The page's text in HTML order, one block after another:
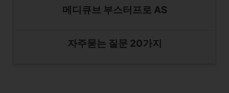
메디큐브 부스터프로 AS
자주묻는 질문 20가지